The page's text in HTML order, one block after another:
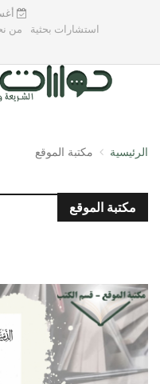
استشارات بحثية
من
الرئيسية مكتبة الموقع
مكتبة الموقع